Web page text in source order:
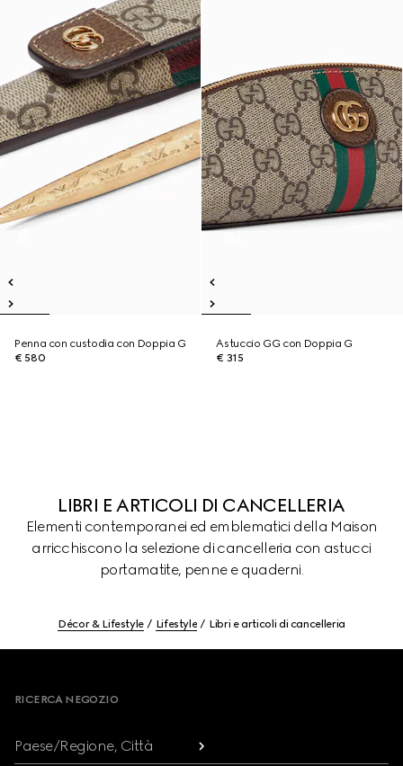
Penna con custodia con Doppia G
€ 580
Astuccio GG con Doppia G
€ 315
LIBRI E ARTICOLI DI CANCELLERIA
Elementi contemporanei ed emblematici della Maison
arricchiscono la selezione di cancelleria con astucci
portamatite, penne e quaderni.
Décor & Lifestyle Lifestyle Libri e articoli di cancelleria
RICERCA NEGOZIO
Paese/Regione, Città